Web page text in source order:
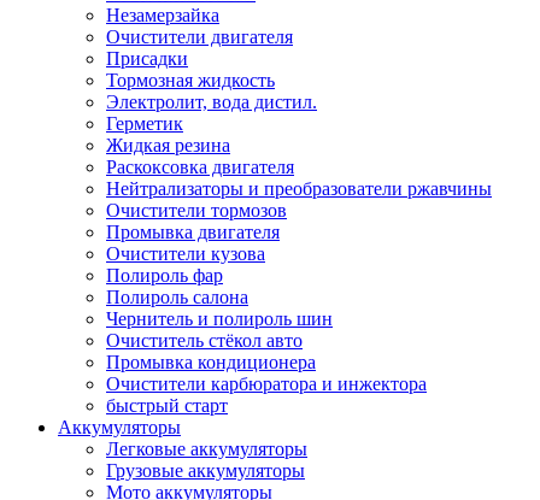
Незамерзайка
Очистители двигателя
Присадки
Тормозная жидкость
Электролит, вода дистил.
Герметик
Жидкая резина
Раскоксовка двигателя
Нейтрализаторы и преобразователи ржавчины
Очистители тормозов
Промывка двигателя
Очистители кузова
Полироль фар
Полироль салона
Чернитель и полироль шин
Очиститель стёкол авто
Промывка кондиционера
Очистители карбюратора и инжектора
быстрый старт
Аккумуляторы
Легковые аккумуляторы
Грузовые аккумуляторы
Мото аккумуляторы